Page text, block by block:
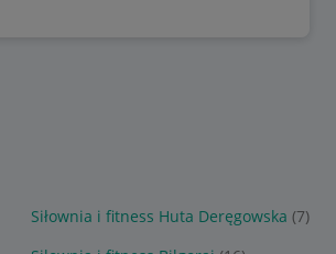
Siłownia i fitness Huta Deręgowska (7)